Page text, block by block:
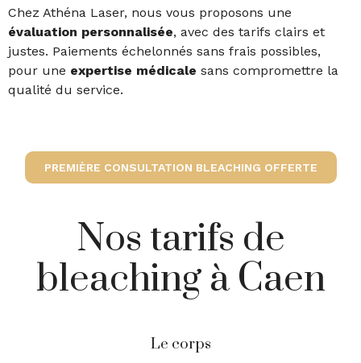
Chez Athéna Laser, nous vous proposons une
évaluation personnalisée, avec des tarifs clairs et
justes. Paiements échelonnés sans frais possibles,
pour une expertise médicale sans compromettre la
qualité du service.
PREMIÈRE CONSULTATION BLEACHING OFFERTE
Nos tarifs de
bleaching à Caen
Le corps